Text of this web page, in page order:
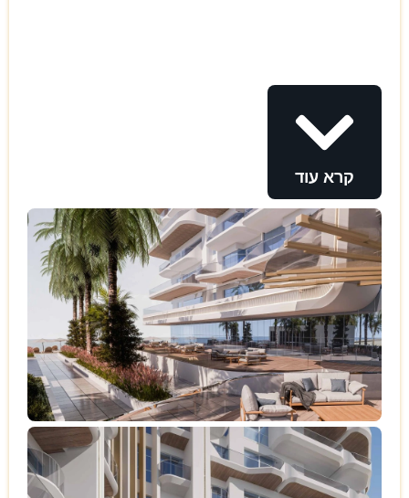
קרא עוד